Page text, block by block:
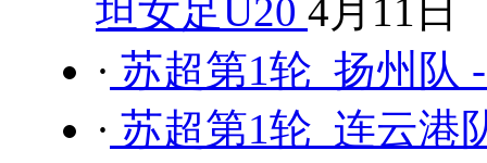
坦女足U20 4月11日
· 苏超第1轮 扬州队
· 苏超第1轮 连云港